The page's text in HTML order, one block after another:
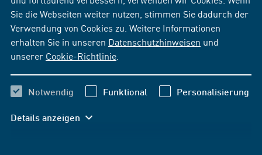
Sie die Webseiten weiter nutzen, stimmen Sie dadurch der
Verwendung von Cookies zu. Weitere Informationen
erhalten Sie in unseren Datenschutzhinweisen und
unserer Cookie-Richtlinie
Notwendig Funktional Personalisierung
Details anzeigen